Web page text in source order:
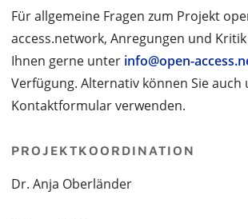
Für allgemeine Fragen zum Projekt
access.network, Anregungen und
Ihnen gerne unter info@open-
Verfügung. Alternativ können Sie auch
Kontaktformular verwenden.
PROJEKTKOORDINATION
Dr. Anja Oberländer